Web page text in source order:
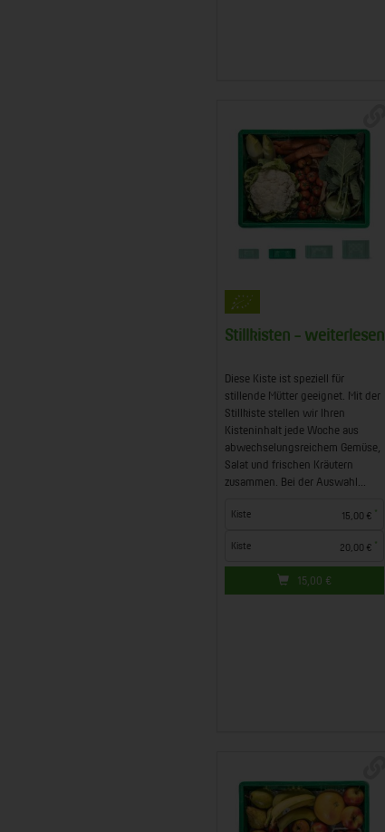
Stillkisten - weiterlesen
Diese Kiste ist speziell für
stillende Mütter geeignet. Mit der
Stillkiste stellen wir Ihren
Kisteninhalt jede Woche aus
abwechselungsreichem Gemüse,
Salat und frischen Kräutern
zusammen. Bei der Auswahl...
Kiste 15,00 € *
Kiste 20,00 € *
15,00 €